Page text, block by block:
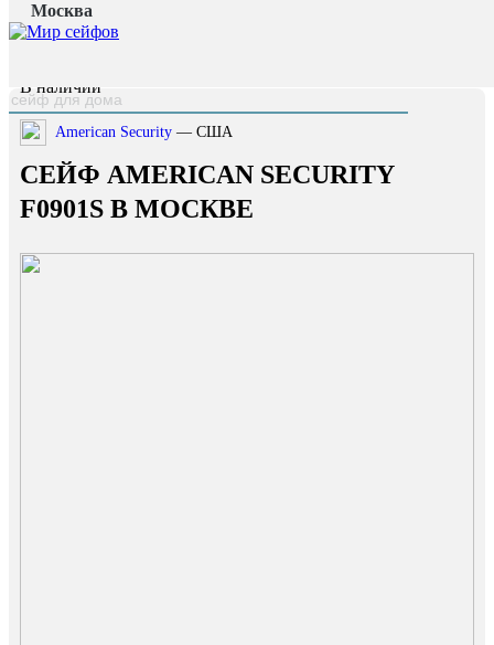
Москва
Главная страница
Каталог /
В наличии
American Security — США
СЕЙФ AMERICAN SECURITY
F0901S В МОСКВЕ